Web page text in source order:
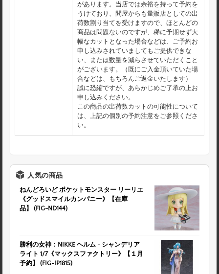
があります。当店では余裕を持って予約を
うけており、問屋からも量販店としての出
荷数割り当てを受けますので、ほとんどの
商品は問題ないのですが、稀に予期せず大
幅なカットとなった場合などは、ご予約お
申し込みされていましてもご提供できな
い、または数量を減らさせていただくこと
がございます。（既にご入金頂いていた場
合などは、もちろんご返金いたします）
誠に恐縮ですが、あらかじめご了承の上お
申し込みください。
この商品の出荷数カットの可能性について
は、上記の個別の予約注意をご参照くださ
い。
人気の商品
ねんどろいど ポケットモンスター リーリエ
《グッドスマイルカンパニー》【在庫
品】 (FIG-ND144)
勝利の女神：NIKKE ヘルム - シャンデリア
ライト 1/7《マックスファクトリー》【１月
予約】 (FIG-IP1815)